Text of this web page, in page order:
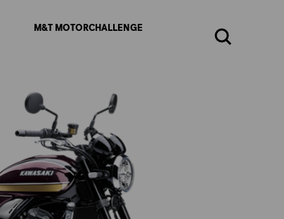
M&T MOTORCHALLENGE
Zoeken